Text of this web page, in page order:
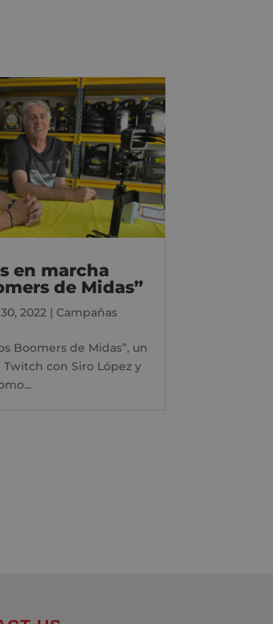
en marcha
de Midas”
2022 | Campañas
Boomers de Midas”, un
con Siro López y